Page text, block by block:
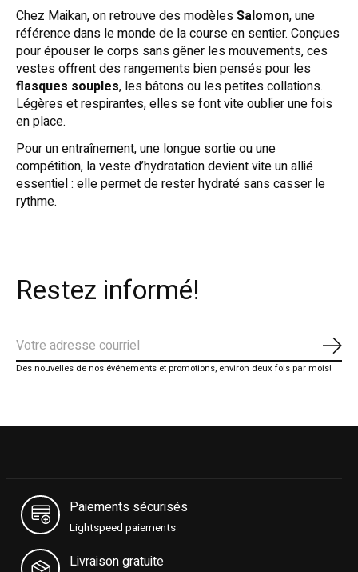
Chez Maikan, on retrouve des modèlesSalomon, une
référence dans le monde de la course en sentier. Conçues
pour épouser le corps sans gêner les mouvements, ces
vestes offrent des rangements bien pensés pour les
flasques souples, les bâtons ou les petites collations.
Légères et respirantes, elles se font vite oublier une fois
en place.
Pour un entraînement, une longue sortie ou une
compétition, la veste d’hydratation devient vite un allié
essentiel : elle permet de rester hydraté sans casser le
rythme.
Restez informé!
Des nouvelles de nos événements et promotions, environ deux fois par mois!
Paiements sécurisés
Lightspeed paiements
Livraison gratuite